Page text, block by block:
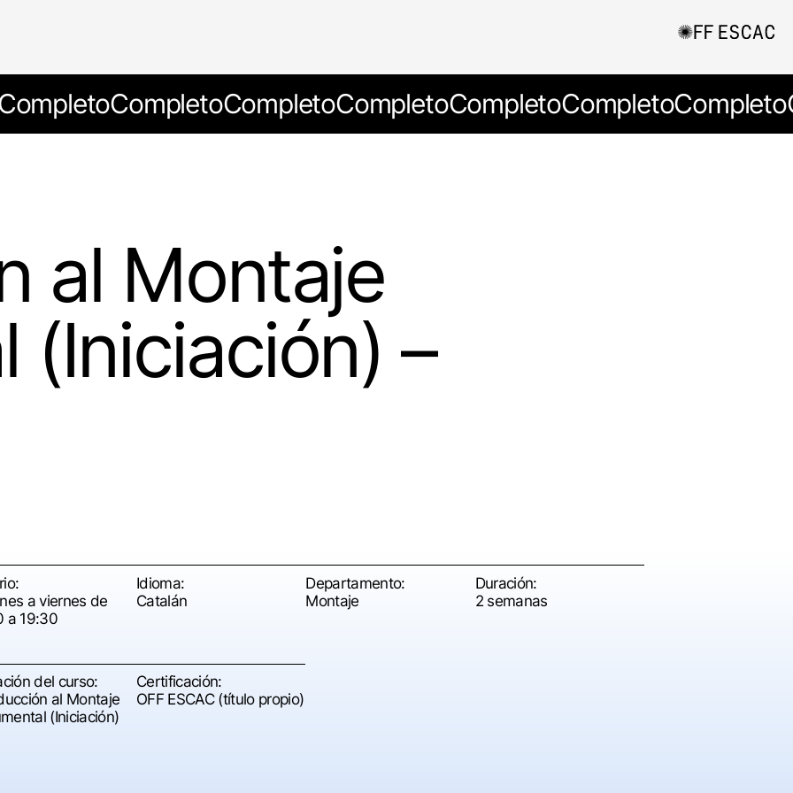
CompletoCompletoCompletoCompletoCompletoCompleto
al Montaje
(Iniciación) –
a viernes de
a 19:30
Idioma:
Catalán
Departamento:
Montaje
Duración:
2 semanas
del curso:
al Montaje
(Iniciación)
Certificación:
OFF ESCAC (título propio)